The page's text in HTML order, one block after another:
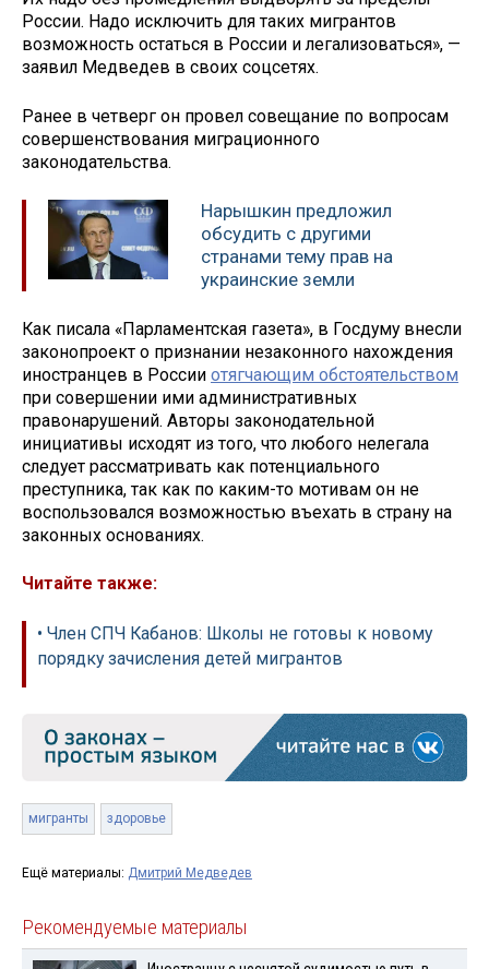
России. Надо исключить для таких мигрантов
возможность остаться в России и легализоваться», —
заявил Медведев в своих соцсетях.
Ранее в четверг он провел совещание по вопросам
совершенствования миграционного
законодательства.
Нарышкин предложил
обсудить с другими
странами тему прав на
украинские земли
Как писала «Парламентская газета», в Госдуму внесли
законопроект о признании незаконного нахождения
иностранцев в России отягчающим обстоятельством
при совершении ими административных
правонарушений. Авторы законодательной
инициативы исходят из того, что любого нелегала
следует рассматривать как потенциального
преступника, так как по каким-то мотивам он не
воспользовался возможностью въехать в страну на
законных основаниях.
Читайте также:
• Член СПЧ Кабанов: Школы не готовы к новому
порядку зачисления детей мигрантов
мигранты здоровье
Ещё материалы: Дмитрий Медведев
Рекомендуемые материалы